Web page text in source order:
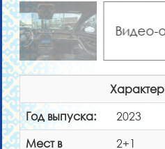
Видео-
Год выпуска:
2023
Мест в
2+1